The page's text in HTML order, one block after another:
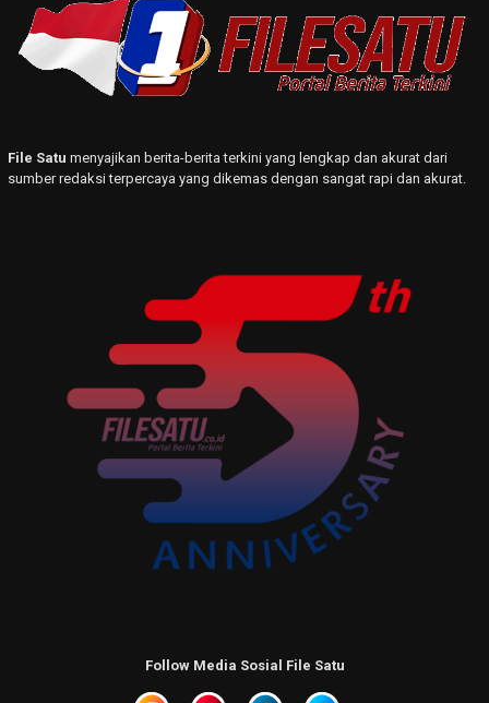
File Satu menyajikan berita-berita terkini yang lengkap dan akurat dari
sumber redaksi terpercaya yang dikemas dengan sangat rapi dan akurat.
Follow Media Sosial File Satu